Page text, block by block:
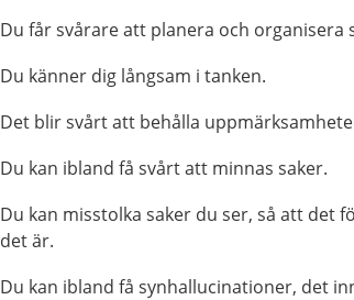
Du får svårare att planera och organisera
Du känner dig långsam i tanken.
Det blir svårt att behålla
Du kan ibland få svårt att minnas saker.
Du kan misstolka saker du ser, så att det
det är.
Du kan ibland få synhallucinationer, det